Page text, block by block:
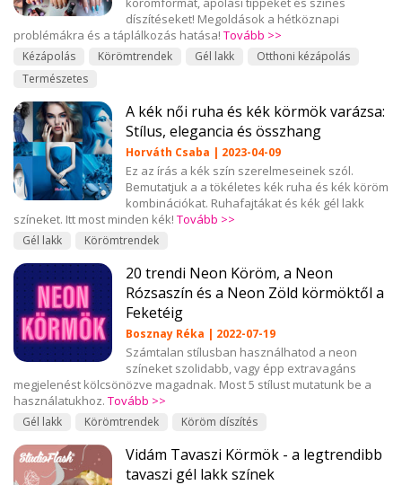
díszítéseket! Megoldások a hétköznapi
problémákra és a táplálkozás hatása! Tovább >>
Kézápolás Körömtrendek Gél lakk
Otthoni kézápolás
Természetes
A kék női ruha és kék körmök varázsa:
Stílus, elegancia és összhang
Horváth Csaba | 2023-04-09
Ez az írás a kék szín szerelmeseinek szól.
Bemutatjuk a a tökéletes kék ruha és kék köröm
kombinációkat. Ruhafajtákat és kék gél lakk
színeket. Itt most minden kék! Tovább >>
Gél lakk Körömtrendek
20 trendi Neon Köröm, a Neon
Rózsaszín és a Neon Zöld körmöktől a
Feketéig
Bosznay Réka | 2022-07-19
Számtalan stílusban használhatod a neon
színeket szolidabb, vagy épp extravagáns
megjelenést kölcsönözve magadnak. Most 5 stílust mutatunk be a
használatukhoz. Tovább >>
Gél lakk Körömtrendek Köröm díszítés
Vidám Tavaszi Körmök - a legtrendibb
tavaszi gél lakk színek